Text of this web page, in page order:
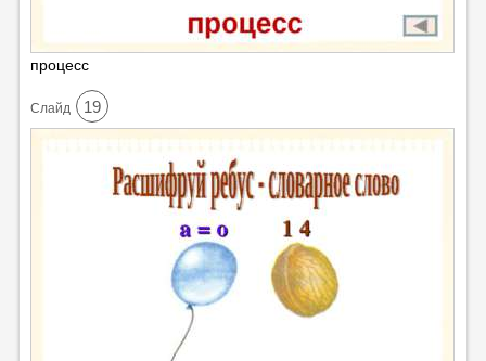
процесс
Cлайд 19